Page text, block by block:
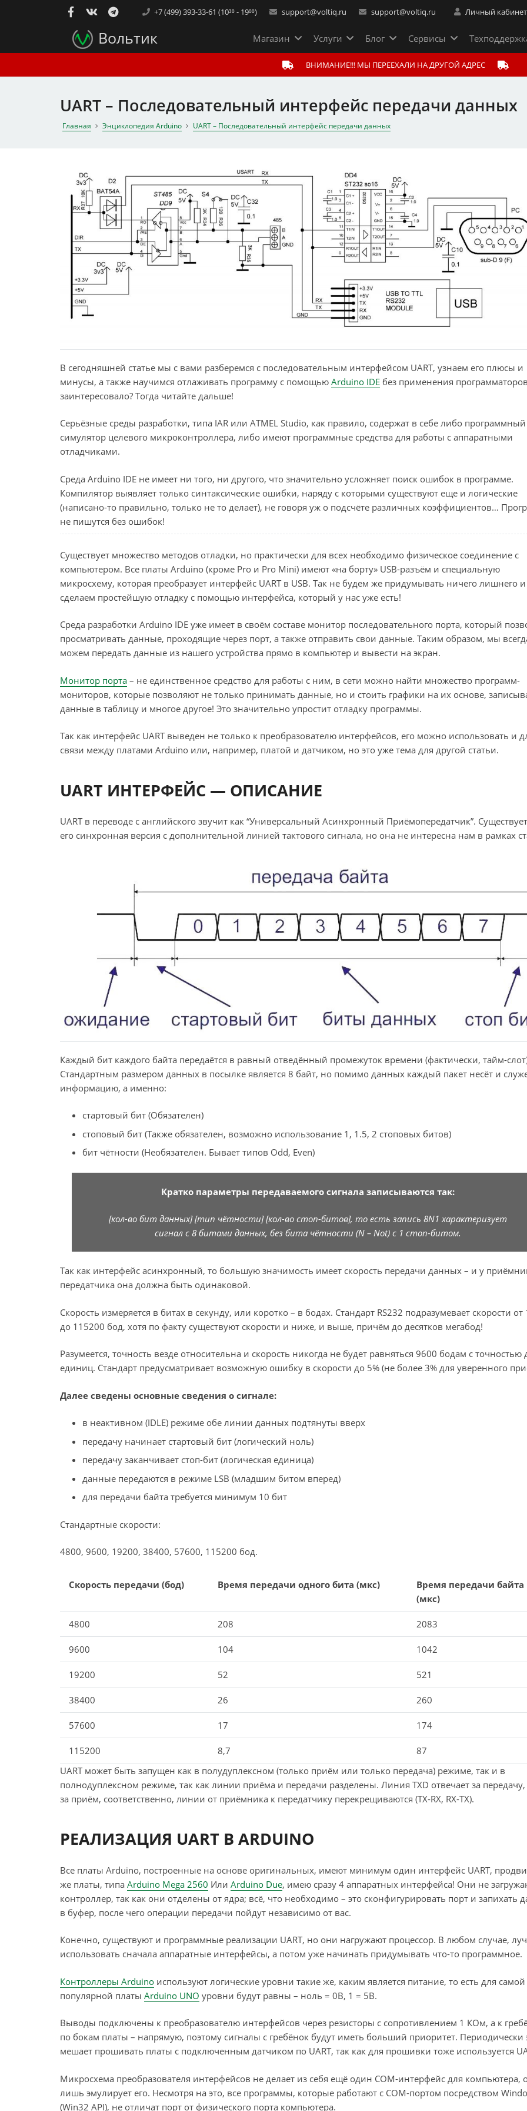
+7 (499) 393-33-61 (10³⁰ - 19⁰⁰) support@voltiq.ru support@voltiq.ru Личный кабинет
Вольтик Магазин Услуги Блог Сервисы
ВНИМАНИЕ!!! МЫ ПЕРЕЕХАЛИ НА ДРУГОЙ АДРЕС
UART – Последовательный интерфейс передачи данных
Главная Энциклопедия Arduino UART – Последовательный интерфейс передачи данных
В сегодняшней статье мы с вами разберемся с последовательным интерфейсом UART, узнаем его плюсы и
минусы, а также научимся отлаживать программу с помощью Arduino IDE без применения
заинтересовало? Тогда читайте дальше!
Серьёзные среды разработки, типа IAR или ATMEL Studio, как правило, содержат в себе либо программный
симулятор целевого микроконтроллера, либо имеют программные средства для работы с аппаратными
отладчиками.
Среда Arduino IDE не имеет ни того, ни другого, что значительно усложняет поиск ошибок в программе.
Компилятор выявляет только синтаксические ошибки, наряду с которыми существуют еще и логические
(написано-то правильно, только не то делает), не говоря уж о подсчёте различных коэффициентов…
не пишутся без ошибок!
Существует множество методов отладки, но практически для всех необходимо физическое соединение с
компьютером. Все платы Arduino (кроме Pro и Pro Mini) имеют «на борту» USB-разъём и специальную
микросхему, которая преобразует интерфейс UART в USB. Так не будем же придумывать ничего лишнего и
сделаем простейшую отладку с помощью интерфейса, который у нас уже есть!
Среда разработки Arduino IDE уже имеет в своём составе монитор последовательного порта, который
просматривать данные, проходящие через порт, а также отправить свои данные. Таким образом, мы
можем передать данные из нашего устройства прямо в компьютер и вывести на экран.
Монитор порта – не единственное средство для работы с ним, в сети можно найти множество программ-
мониторов, которые позволяют не только принимать данные, но и стоить графики на их основе,
данные в таблицу и многое другое! Это значительно упростит отладку программы.
Так как интерфейс UART выведен не только к преобразователю интерфейсов, его можно использовать и
связи между платами Arduino или, например, платой и датчиком, но это уже тема для другой статьи.
UART ИНТЕРФЕЙС — ОПИСАНИЕ
UART в переводе с английского звучит как “Универсальный Асинхронный Приёмопередатчик”.
его синхронная версия с дополнительной линией тактового сигнала, но она не интересна нам в рамках
Каждый бит каждого байта передаётся в равный отведённый промежуток времени (фактически, тайм-
Стандартным размером данных в посылке является 8 байт, но помимо данных каждый пакет несёт и
информацию, а именно:
стартовый бит (Обязателен)
стоповый бит (Также обязателен, возможно использование 1, 1.5, 2 стоповых битов)
бит чётности (Необязателен. Бывает типов Odd, Even)
Кратко параметры передаваемого сигнала записываются так:
[кол-во бит данных] [тип чётности] [кол-во стоп-битов], то есть запись 8N1 характеризует
сигнал с 8 битами данных, без бита чётности (N – Not) с 1 стоп-битом.
Так как интерфейс асинхронный, то большую значимость имеет скорость передачи данных – и у
передатчика она должна быть одинаковой.
Скорость измеряется в битах в секунду, или коротко – в бодах. Стандарт RS232 подразумевает скорости от
до 115200 бод, хотя по факту существуют скорости и ниже, и выше, причём до десятков мегабод!
Разумеется, точность везде относительна и скорость никогда не будет равняться 9600 бодам с точностью
единиц. Стандарт предусматривает возможную ошибку в скорости до 5% (не более 3% для уверенного
Далее сведены основные сведения о сигнале:
в неактивном (IDLE) режиме обе линии данных подтянуты вверх
передачу начинает стартовый бит (логический ноль)
передачу заканчивает стоп-бит (логическая единица)
данные передаются в режиме LSB (младшим битом вперед)
для передачи байта требуется минимум 10 бит
Стандартные скорости:
4800, 9600, 19200, 38400, 57600, 115200 бод.
Скорость передачи (бод) Время передачи одного бита (мкс)
Время передачи байта
(мкс)
4800 208 2083
9600 104 1042
19200 52 521
38400 26 260
57600 17 174
115200 8,7
87
UART может быть запущен как в полудуплексном (только приём или только передача) режиме, так и в
полнодуплексном режиме, так как линии приёма и передачи разделены. Линия TXD отвечает за передачу,
за приём, соответственно, линии от приёмника к передатчику перекрещиваются (TX-RX, RX-TX).
РЕАЛИЗАЦИЯ UART В ARDUINO
Все платы Arduino, построенные на основе оригинальных, имеют минимум один интерфейс UART,
же платы, типа Arduino Mega 2560 Или Arduino Due, имею сразу 4 аппаратных интерфейса! Они не
контроллер, так как они отделены от ядра; всё, что необходимо – это сконфигурировать порт и запихать
в буфер, после чего операции передачи пойдут независимо от вас.
Конечно, существуют и программные реализации UART, но они нагружают процессор. В любом случае,
использовать сначала аппаратные интерфейсы, а потом уже начинать придумывать что-то программное.
Контроллеры Arduino используют логические уровни такие же, каким является питание, то есть для самой
популярной платы Arduino UNO уровни будут равны – ноль = 0В, 1 = 5В.
Выводы подключены к преобразователю интерфейсов через резисторы с сопротивлением 1 КОм, а к
по бокам платы – напрямую, поэтому сигналы с гребёнок будут иметь больший приоритет. Периодически
мешает прошивать платы с подключенным датчиком по UART, так как для прошивки тоже используется
Микросхема преобразователя интерфейсов не делает из себя ещё один COM-интерфейс для компьютера,
лишь эмулирует его. Несмотря на это, все программы, которые работают с COM-портом посредством
(Win32 API), не отличат порт от физического порта компьютера.